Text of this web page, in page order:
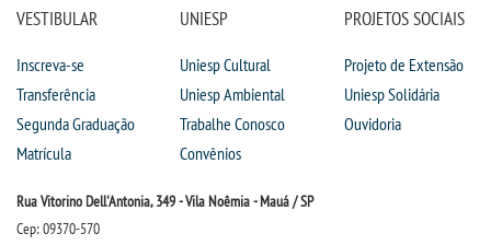
TRABALHE CONOSCO
OUVIDORIA
VESTIBULAR
Inscreva-se
Transferência
Segunda Graduação
Matrícula
UNIESP
Uniesp Cultural
Uniesp Ambiental
Trabalhe Conosco
Convênios
PROJETOS SOCIAIS
Projeto de Extensão
Uniesp Solidária
Ouvidoria
Rua Vitorino Dell'Antonia, 349 - Vila Noêmia - Mauá / SP
Cep: 09370-570